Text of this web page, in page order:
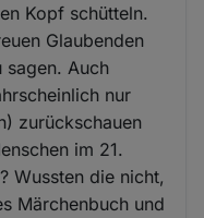
Kopf schütteln.
Glaubenden
sagen. Auch
nur
zurückschauen
im 21.
Wussten die nicht,
Märchenbuch und